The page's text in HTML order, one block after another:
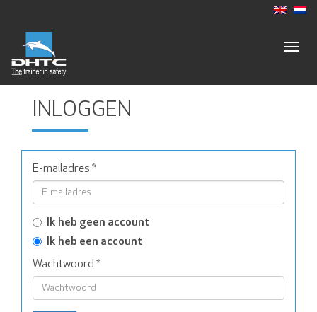
INLOGGEN
E-mailadres *
Ik heb geen account
Ik heb een account
Wachtwoord *